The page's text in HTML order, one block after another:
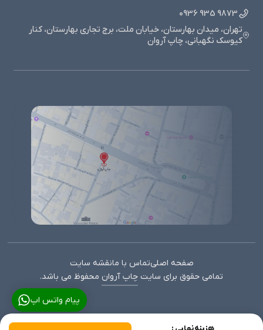
پیام واتس اپ
9873 935 0936
تهران، میدان بهارستان، خیابان ملت، برج تجاری بهارستان، کنار
کیوسک نگهبانی، چاپ آروان
صفحه اصلیتماس با مانقشه سایت
تمامی حقوق برای سایت چاپ آروان محفوظ می باشد.